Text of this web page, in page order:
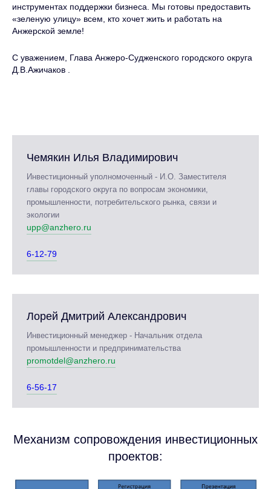
инструментах поддержки бизнеса. Мы готовы предоставить
«зеленую улицу» всем, кто хочет жить и работать на
Анжерской земле!
С уважением, Глава Анжеро-Судженского городского округа
Д.В.Ажичаков .
Чемякин Илья Владимирович
Инвестиционный уполномоченный - И.О. Заместителя
главы городского округа по вопросам экономики,
промышленности, потребительского рынка, связи и
экологии
upp@anzhero.ru
6-12-79
Лорей Дмитрий Александрович
Инвестиционный менеджер - Начальник отдела
промышленности и предпринимательства
promotdel@anzhero.ru
6-56-17
Механизм сопровождения инвестиционных
проектов: